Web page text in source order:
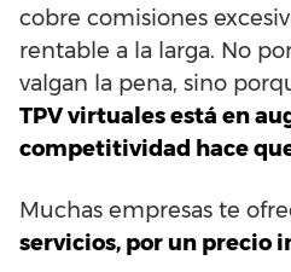
cobre comisiones
rentable a la larga. No
valgan la pena, sino
TPV virtuales está en
competitividad hace
Muchas empresas te
servicios, por un precio